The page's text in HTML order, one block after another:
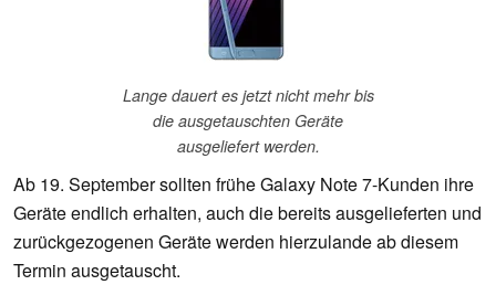
Lange dauert es jetzt nicht mehr bis
die ausgetauschten Geräte
ausgeliefert werden.
Ab 19. September sollten frühe Galaxy Note 7-Kunden ihre
Geräte endlich erhalten, auch die bereits ausgelieferten und
zurückgezogenen Geräte werden hierzulande ab diesem
Termin ausgetauscht.